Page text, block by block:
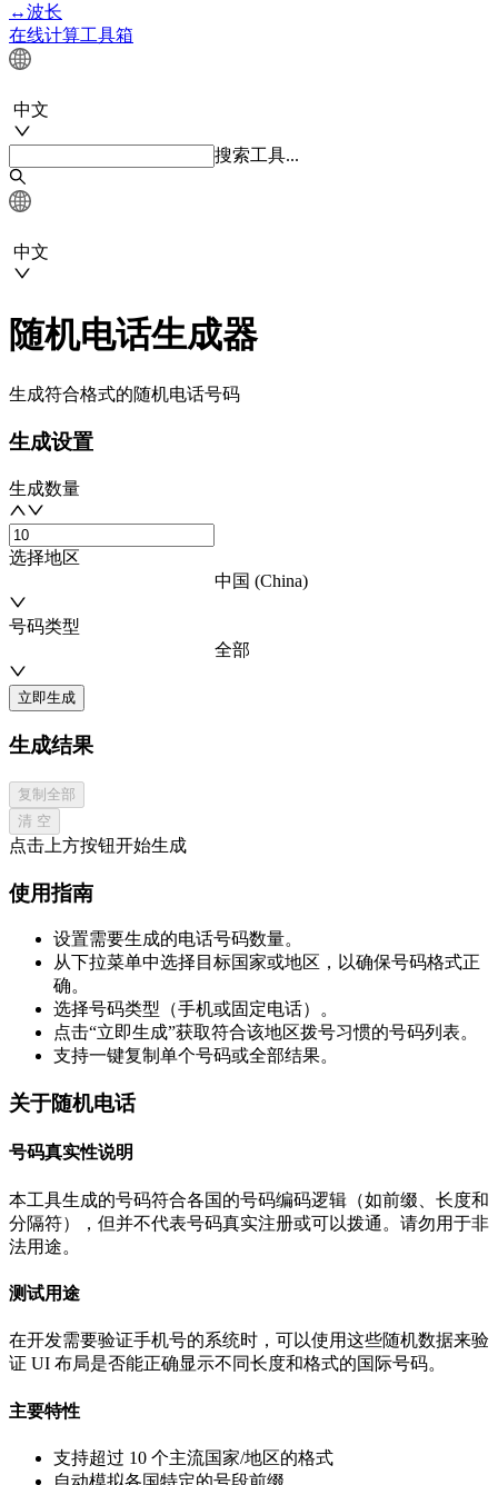
↔波长
在线计算工具箱
中文
搜索工具...
中文
随机电话生成器
生成符合格式的随机电话号码
生成设置
生成数量
选择地区
中国 (China)
号码类型
全部
立即生成
生成结果
复制全部
清 空
点击上方按钮开始生成
使用指南
设置需要生成的电话号码数量。
从下拉菜单中选择目标国家或地区，以确保号码格式正
确。
选择号码类型（手机或固定电话）。
点击“立即生成”获取符合该地区拨号习惯的号码列表。
支持一键复制单个号码或全部结果。
关于随机电话
号码真实性说明
本工具生成的号码符合各国的号码编码逻辑（如前缀、长度和
分隔符），但并不代表号码真实注册或可以拨通。请勿用于非
法用途。
测试用途
在开发需要验证手机号的系统时，可以使用这些随机数据来验
证 UI 布局是否能正确显示不同长度和格式的国际号码。
主要特性
支持超过 10 个主流国家/地区的格式
自动模拟各国特定的号段前缀